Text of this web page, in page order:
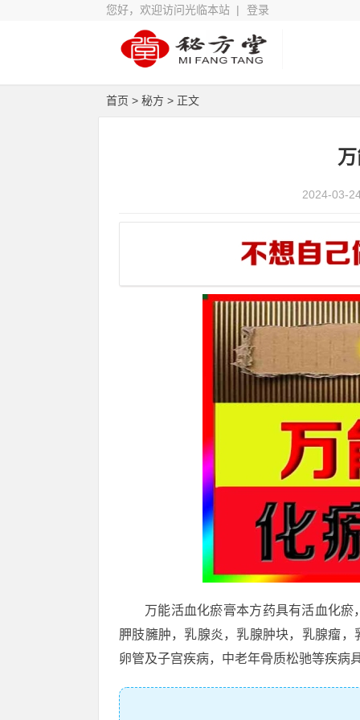
您好，欢迎访问光临本站 | 登录
首页 > 秘方 > 正文
2024-03-
万能活血化瘀膏本方药具有活血化
胛肢臃肿，乳腺炎，乳腺肿块，乳腺瘤
卵管及子宫疾病，中老年骨质松驰等疾病